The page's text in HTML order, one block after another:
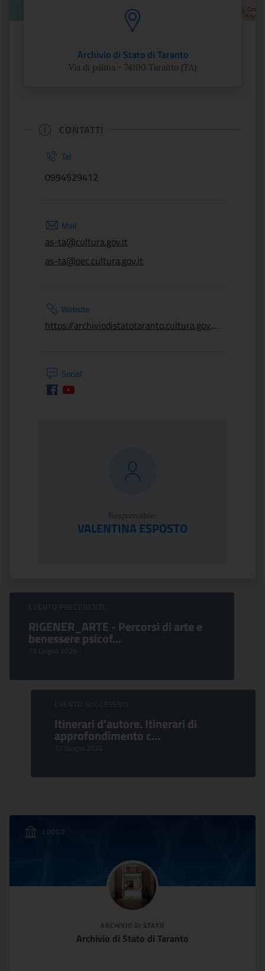
Archivio di Stato di Taranto
Via di palma - 74100 Taranto (TA)
CONTATTI
Tel
0994529412
Mail
as-ta@cultura.gov.it
as-ta@pec.cultura.gov.it
Website
https://archiviodistatotaranto.cultura.gov.it/
Social
Facebook
Youtube
Responsabile:
VALENTINA ESPOSTO
Sfoglia Eventi
EVENTO PRECEDENTE:
RIGENER_ARTE - Percorsi di arte e
benessere psicof...
13 Giugno 2026
EVENTO SUCCESSIVO:
Itinerari d'autore. Itinerari di
approfondimento c...
12 Giugno 2026
LUOGO
ARCHIVIO DI STATO
Archivio di Stato di Taranto